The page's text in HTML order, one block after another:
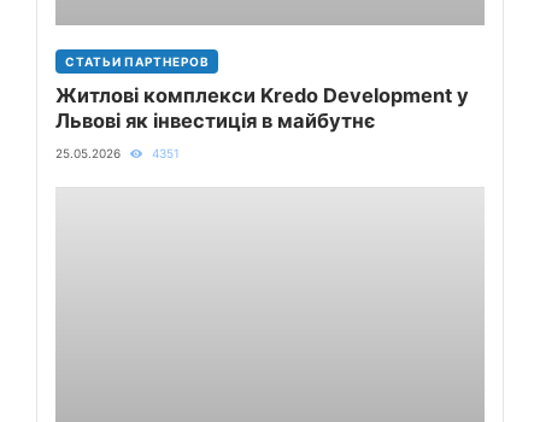
СТАТЬИ ПАРТНЕРОВ
Житлові комплекси Kredo Development у
Львові як інвестиція в майбутнє
25.05.2026 4351